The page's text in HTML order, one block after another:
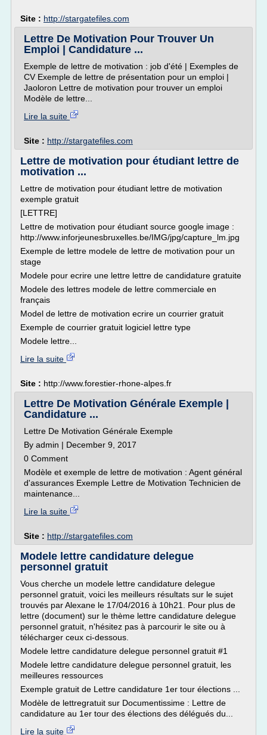
Site : http://stargatefiles.com
Lettre De Motivation Pour Trouver Un
Emploi | Candidature ...
Exemple de lettre de motivation : job d'été | Exemples de
CV Exemple de lettre de présentation pour un emploi |
Jaoloron Lettre de motivation pour trouver un emploi
Modèle de lettre...
Lire la suite
Site : http://stargatefiles.com
Lettre de motivation pour étudiant lettre de
motivation ...
Lettre de motivation pour étudiant lettre de motivation
exemple gratuit
[LETTRE]
Lettre de motivation pour étudiant source google image :
http://www.inforjeunesbruxelles.be/IMG/jpg/capture_lm.jpg
Exemple de lettre modele de lettre de motivation pour un
stage
Modele pour ecrire une lettre lettre de candidature gratuite
Modele des lettres modele de lettre commerciale en
français
Model de lettre de motivation ecrire un courrier gratuit
Exemple de courrier gratuit logiciel lettre type
Modele lettre...
Lire la suite
Site : http://www.forestier-rhone-alpes.fr
Lettre De Motivation Générale Exemple |
Candidature ...
Lettre De Motivation Générale Exemple
By admin | December 9, 2017
0 Comment
Modèle et exemple de lettre de motivation : Agent général
d'assurances Exemple Lettre de Motivation Technicien de
maintenance...
Lire la suite
Site : http://stargatefiles.com
Modele lettre candidature delegue
personnel gratuit
Vous cherche un modele lettre candidature delegue
personnel gratuit, voici les meilleurs résultats sur le sujet
trouvés par Alexane le 17/04/2016 à 10h21. Pour plus de
lettre (document) sur le thème lettre candidature delegue
personnel gratuit, n'hésitez pas à parcourir le site ou à
télécharger ceux ci-dessous.
Modele lettre candidature delegue personnel gratuit #1
Modele lettre candidature delegue personnel gratuit, les
meilleures ressources
Exemple gratuit de Lettre candidature 1er tour élections ...
Modèle de lettregratuit sur Documentissime : Lettre de
candidature au 1er tour des élections des délégués du...
Lire la suite